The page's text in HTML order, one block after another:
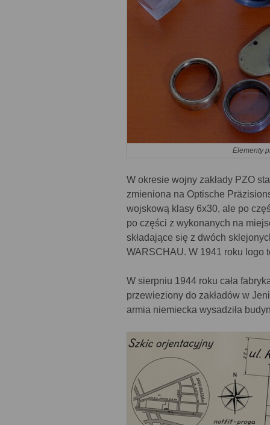
Elementy
W okresie wojny zakłady PZO
zmieniona na Optische
wojskową klasy 6x30, ale po
po części z wykonanych na
składające się z dwóch
WARSCHAU. W 1941 roku logo
W sierpniu 1944 roku cała
przewieziony do zakładów w
armia niemiecka wysadziła